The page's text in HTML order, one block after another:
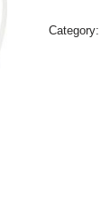
Category: